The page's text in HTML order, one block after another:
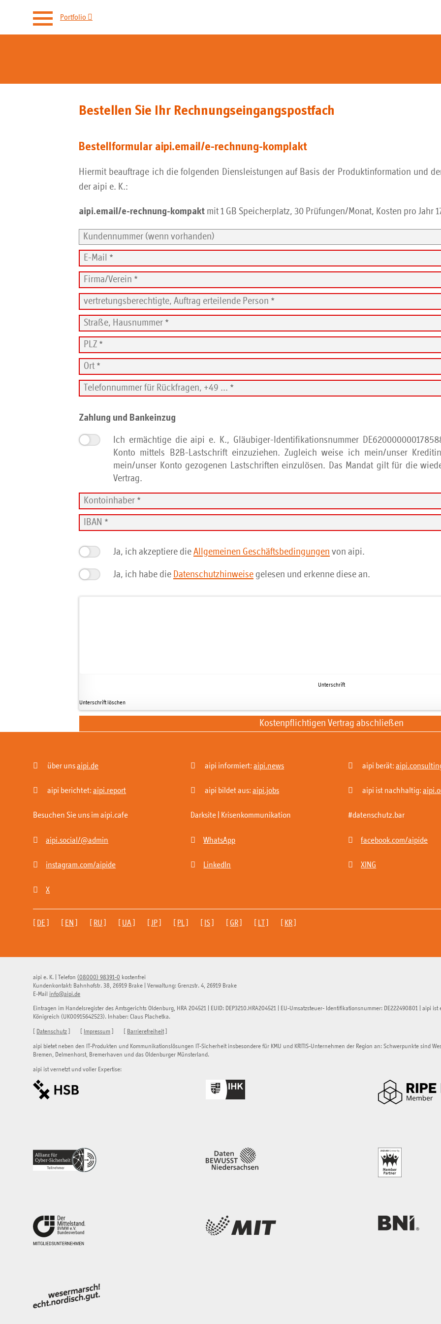
Portfolio 
E-Mail Postfächer
E-Mail Archivierung
E-Rechnungseingang
E-Mail Relay
Sicherheits-Sensibilisierung
Sicherheits-Berichte
INFO E-Mail-Standards
INFO FAQ für Postmaster
Beratung buchen
Bestellen Sie Ihr Rechnungseingangspostfach
Bestellformular aipi.email/e-rechnung-komplakt
Hiermit beauftrage ich die folgenden Diensleistungen auf Basis der Produktinformation und
der aipi e. K.:
aipi.email/e-rechnung-kompakt mit 1 GB Speicherplatz, 30 Prüfungen/Monat, Kosten pro Jahr
Zahlung und Bankeinzug
Ich ermächtige die aipi e. K., Gläubiger-Identifikationsnummer
Konto mittels B2B-Lastschrift einzuziehen. Zugleich weise ich mein/unser
mein/unser Konto gezogenen Lastschriften einzulösen. Das Mandat gilt für die
Vertrag.
Ja, ich akzeptiere die Allgemeinen Geschäftsbedingungen von aipi.
Ja, ich habe die Datenschutzhinweise gelesen und erkenne diese an.
Unterschrift
Unterschrift löschen
Kostenpflichtigen Vertrag abschließen
 über unsaipi.de  aipi informiert:aipi.news  aipi berät:
 aipi berichtet:aipi.report  aipi bildet aus:aipi.jobs  aipi ist nachhaltig:
Besuchen Sie uns im aipi.cafe Darksite | Krisenkommunikation #datenschutz.bar
 aipi.social/@admin  WhatsApp  facebook.com/aipide
 instagram.com/aipide  LinkedIn  XING
 X
DE EN RU UA ] [JP PL IS ] [GR LT KR
aipi e. K. |Telefon(08000) 98391-0 kostenfrei
Kundenkontakt: Bahnhofstr. 38 ,26919 Brake | Verwaltung:Grenzstr. 4 ,26919 Brake
E-Mail info@aipi.de
Eintragen im Handelsregister des Amtsgerichts Oldenburg, HRA 204521 | EUID: DEP3210.HRA204521 | EU-Umsatzsteuer- Identifikationsnummer: DE222490801 | aipi
Königreich (UK00915642523). Inhaber: Claus Plachetka.
Datenschutz Impressum Barrierefreiheit]
aipi bietet neben den IT-Produkten und Kommunikationslösungen IT-Sicherheit insbesondere für KMU und KRITIS-Unternehmen der Region an: Schwerpunkte sind
Bremen, Delmenhorst, Bremerhaven und das Oldenburger Münsterland.
aipi ist vernetzt und voller Expertise: